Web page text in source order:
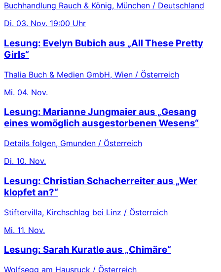
Buchhandlung Rauch & König, München / Deutschland
Di. 03. Nov. 19:00 Uhr
Lesung: Evelyn Bubich aus „All These Pretty
Girls“
Thalia Buch & Medien GmbH, Wien / Österreich
Mi. 04. Nov.
Lesung: Marianne Jungmaier aus „Gesang
eines womöglich ausgestorbenen Wesens“
Details folgen, Gmunden / Österreich
Di. 10. Nov.
Lesung: Christian Schacherreiter aus „Wer
klopfet an?“
Stiftervilla, Kirchschlag bei Linz / Österreich
Mi. 11. Nov.
Lesung: Sarah Kuratle aus „Chimäre“
Wolfsegg am Hausruck / Österreich